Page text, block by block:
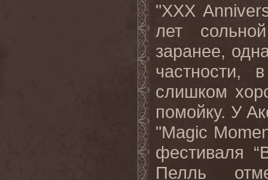
"XXX
лет
заранее,
частности,
слишком
помойку. У
"Magic
фестиваля “
Пелль